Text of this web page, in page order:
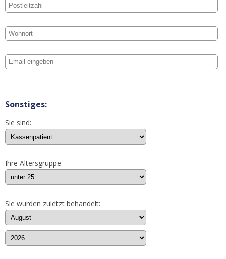
Sonstiges:
Sie sind:
Ihre Altersgruppe:
Sie wurden zuletzt behandelt: